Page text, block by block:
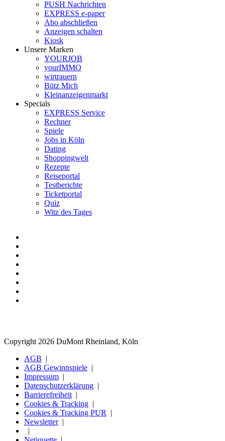
PUSH Nachrichten
EXPRESS e-paper
Abo abschließen
Anzeigen schalten
Kiosk
Unsere Marken
YOURJOB
yourIMMO
wirtrauern
Bütz Mich
Kleinanzeigenmarkt
Specials
EXPRESS Service
Rechner
Spiele
Jobs in Köln
Dating
Shoppingwelt
Rezepte
Reiseportal
Testberichte
Ticketportal
Quiz
Witz des Tages
Copyright 2026 DuMont Rheinland, Köln
AGB
AGB Gewinnspiele
Impressum
Datenschutzerklärung
Barrierefreiheit
Cookies & Tracking
Cookies & Tracking PUR
Newsletter